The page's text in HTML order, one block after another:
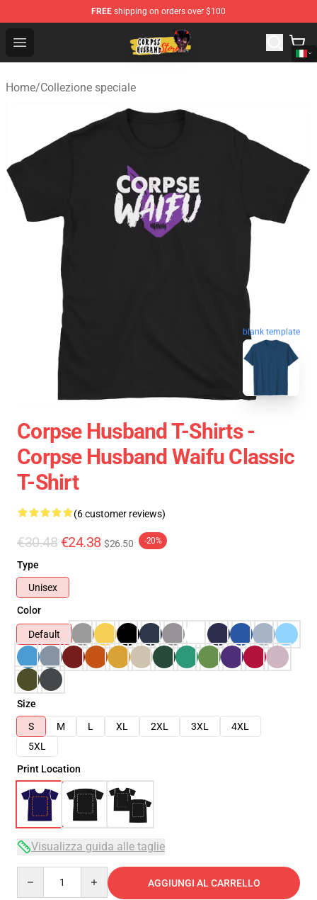
FREE shipping on orders over $100
Open menu
Corpse Husband Shop - Official Corpse Husband
Home/Collezione speciale
blank template
Corpse Husband T-Shirts -
Corpse Husband Waifu Classic
T-Shirt
(6 customer reviews)
€30.48 €24.38 $26.50 -20%
Type
Unisex
Color
Default
Size
S
M L XL 2XL 3XL
4XL
5XL
Print Location
Visualizza guida alle taglie
AGGIUNGI AL CARRELLO